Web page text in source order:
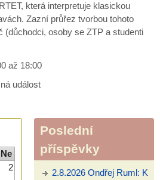
která interpretuje klasickou
Zazní průřez tvorbou tohoto
(důchodci, osoby se ZTP a studenti
až 18:00
událost
Ne
2
Poslední
příspěvky
2.8.2026 Ondřej Ruml: K